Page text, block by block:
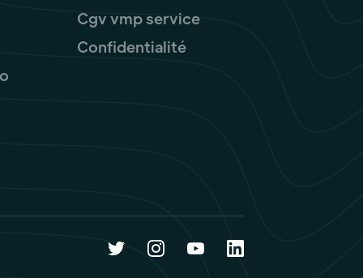
Cgv vmp service
Confidentialité